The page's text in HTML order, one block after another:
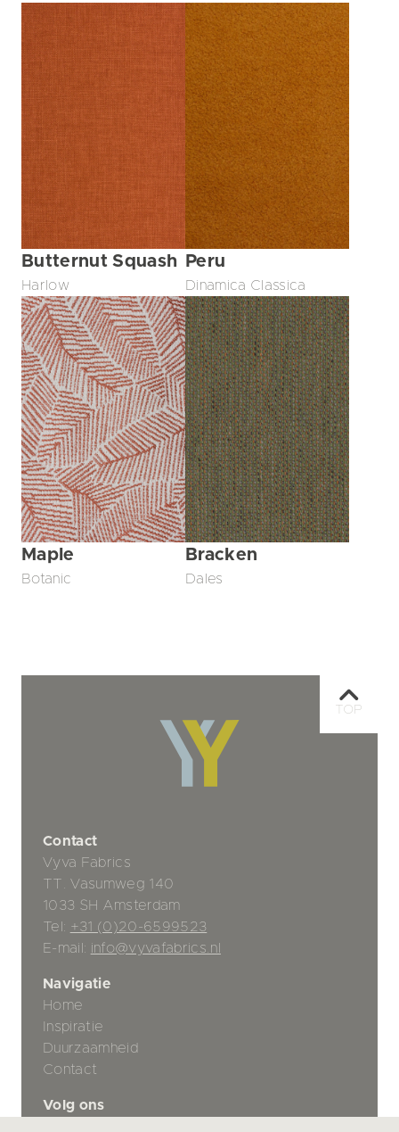
Butternut Squash
Harlow
Peru
Dinamica Classica
Maple
Botanic
Bracken
Dales
Contact
Vyva Fabrics
TT. Vasumweg 140
1033 SH Amsterdam
Tel: +31 (0)20-6599523
E-mail: info@vyvafabrics.nl
Navigatie
Home
Inspiratie
Duurzaamheid
Contact
Volg ons
TOP